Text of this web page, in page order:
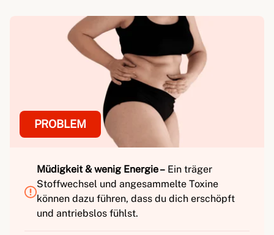
PROBLEM
Müdigkeit & wenig Energie – Ein träger
Stoffwechsel und angesammelte Toxine
können dazu führen, dass du dich erschöpft
und antriebslos fühlst.